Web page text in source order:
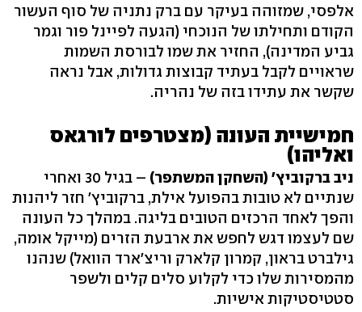
אלפסי, שמזוהה בעיקר עם ברק נתניה של סוף העשור
הקודם ותחילתו של הנוכחי (הגעה לפיינל פור וגמר
גביע המדינה), החזיר את שמו לבורסת השמות
שראויים לקבל בעתיד קבוצות גדולות, אבל נראה
שקשר את עתידו בזה של נהריה.
חמישיית העונה (מצטרפים לורגאס
ואליהו)
ניב ברקוביץ' (השחקן המשתפר)
– בגיל 30 ואחרי
שנתיים לא טובות בהפועל אילת, ברקוביץ' חזר ליהנות
והפך לאחד הרכזים הטובים בליגה. במהלך כל העונה
שם לעצמו דגש לחפש את ארבעת הזרים (מייקל אומה,
גילברט בראון, קמרון קלארק וריצ'ארד הוואל) שנהנו
מהמסירות שלו כדי לקלוע סלים קלים ולשפר
סטטיסטיקות אישיות.